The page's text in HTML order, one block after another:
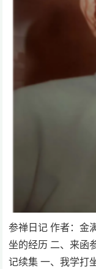
参禅日记 作者：金
坐的经历 二、来函
记续集 一、我学打